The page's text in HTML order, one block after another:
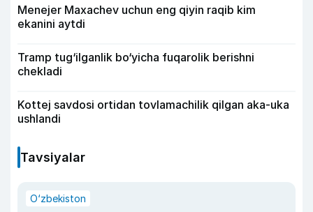
Menejer Maxachev uchun eng qiyin raqib kim
ekanini aytdi
Tramp tug‘ilganlik bo‘yicha fuqarolik berishni
chekladi
Kottej savdosi ortidan tovlamachilik qilgan aka-uka
ushlandi
Tavsiyalar
O‘zbekiston